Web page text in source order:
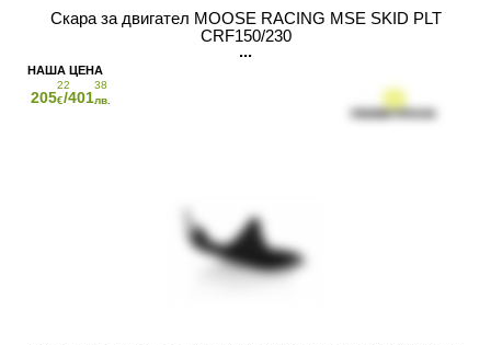
Скара за двигател MOOSE RACING MSE SKID PLT
CRF150/230
205
22
€/401
38
лв.